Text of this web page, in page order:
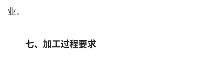
业。
七、加工过程要求